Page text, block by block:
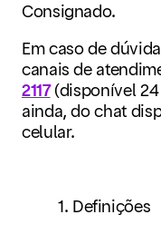
Consignado.
Em caso de
canais de
2117(disponível 24
ainda, do chat
celular.
1. Definições